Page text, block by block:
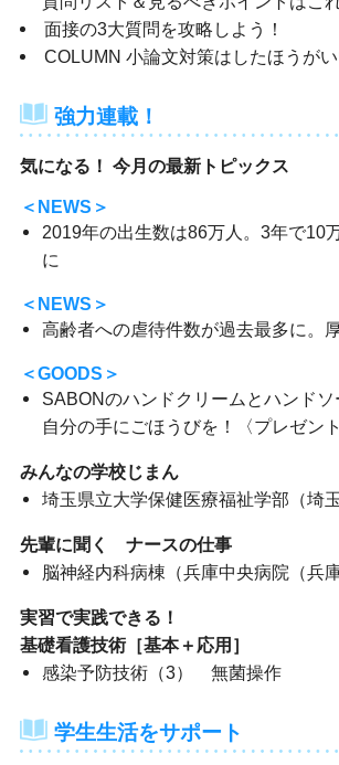
面接の3大質問を攻略しよう！
COLUMN 小論文対策はしたほうがい
強力連載！
気になる！ 今月の最新トピックス
＜NEWS＞
2019年の出生数は86万人。3年で10
に
＜NEWS＞
高齢者への虐待件数が過去最多に。
＜GOODS＞
SABONのハンドクリームとハンドソ
自分の手にごほうびを！〈プレゼン
みんなの学校じまん
埼玉県立大学保健医療福祉学部（埼
先輩に聞く ナースの仕事
脳神経内科病棟（兵庫中央病院（兵
実習で実践できる！
基礎看護技術［基本＋応用］
感染予防技術（3） 無菌操作
学生生活をサポート